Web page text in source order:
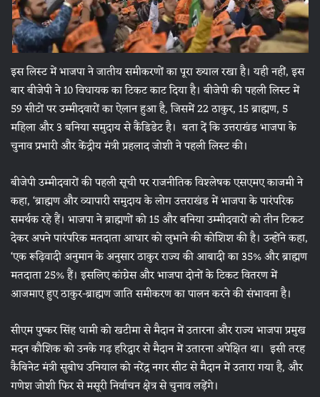
इस लिस्ट में भाजपा ने जातीय समीकरणों का पूरा ख्याल रखा है। यही नहीं, इस
बार बीजेपी ने 10 विधायक का टिकट काट दिया है। बीजेपी की पहली लिस्ट में
59 सीटों पर उम्मीदवारों का ऐलान हुआ है, जिसमें 22 ठाकुर, 15 ब्राह्मण, 5
महिला और 3 बनिया समुदाय से कैंडिडेट है। बता दें कि उत्तराखंड भाजपा के
चुनाव प्रभारी और केंद्रीय मंत्री प्रहलाद जोशी ने पहली लिस्ट की।
बीजेपी उम्मीदवारों की पहली सूची पर राजनीतिक विश्लेषक एसएमए काजमी ने
कहा, ‘ब्राह्मण और व्यापारी समुदाय के लोग उत्तराखंड में भाजपा के पारंपरिक
समर्थक रहे हैं। भाजपा ने ब्राह्मणों को 15 और बनिया उम्मीदवारों को तीन टिकट
देकर अपने पारंपरिक मतदाता आधार को लुभाने की कोशिश की है। उन्होंने कहा,
‘एक रूढ़िवादी अनुमान के अनुसार ठाकुर राज्य की आबादी का 35% और ब्राह्मण
मतदाता 25% हैं। इसलिए कांग्रेस और भाजपा दोनों के टिकट वितरण में
आजमाए हुए ठाकुर-ब्राह्मण जाति समीकरण का पालन करने की संभावना है।
सीएम पुष्कर सिंह धामी को खटीमा से मैदान में उतारना और राज्य भाजपा प्रमुख
मदन कौशिक को उनके गढ़ हरिद्वार से मैदान में उतारना अपेक्षित था। इसी तरह
कैबिनेट मंत्री सुबोध उनियाल को नरेंद्र नगर सीट से मैदान में उतारा गया है, और
गणेश जोशी फिर से मसूरी निर्वाचन क्षेत्र से चुनाव लड़ेंगे।